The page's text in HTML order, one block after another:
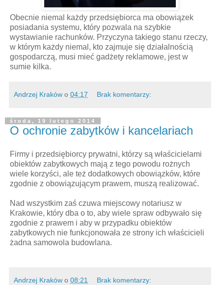
Obecnie niemal każdy przedsiębiorca ma obowiązek
posiadania systemu, który pozwala na szybkie
wystawianie rachunków. Przyczyna takiego stanu rzeczy,
w którym każdy niemal, kto zajmuje się działalnością
gospodarczą, musi mieć gadżety reklamowe, jest w
sumie kilka.
Andrzej Kraków o 04:17 Brak komentarzy:
środa, 19 lutego 2014
O ochronie zabytków i kancelariach
Firmy i przedsiębiorcy prywatni, którzy są właścicielami
obiektów zabytkowych mają z tego powodu rożnych
wiele korzyści, ale też dodatkowych obowiązków, które
zgodnie z obowiązującym prawem, muszą realizować.
Nad wszystkim zaś czuwa miejscowy notariusz w
Krakowie, który dba o to, aby wiele spraw odbywało się
zgodnie z prawem i aby w przypadku obiektów
zabytkowych nie funkcjonowała ze strony ich właścicieli
żadna samowola budowlana.
Andrzej Kraków o 08:21 Brak komentarzy: